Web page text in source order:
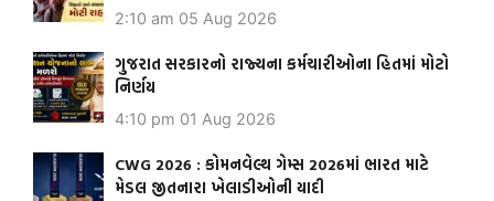
2:10 am 05 Aug 2026
ગુજરાત સરકારનો રાજ્યના કર્મચારીઓના હિતમાં મોટો
નિર્ણય
4:10 pm 01 Aug 2026
CWG 2026 : કોમનવેલ્થ ગેમ્સ 2026માં ભારત માટે
મેડલ જીતનારા ખેલાડીઓની યાદી